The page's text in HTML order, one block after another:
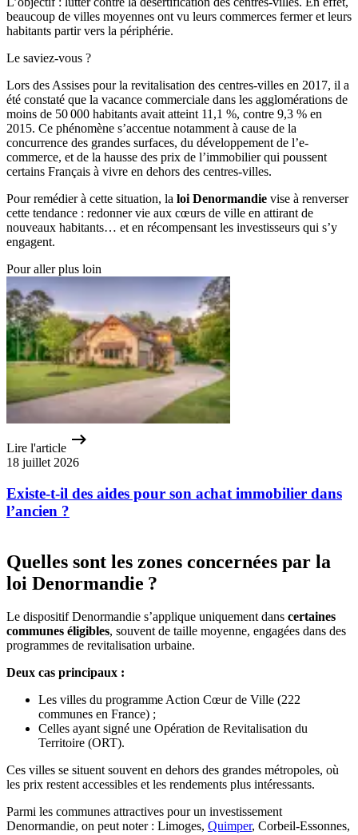
beaucoup de villes moyennes ont vu leurs commerces fermer et leurs
habitants partir vers la périphérie.
Le saviez-vous ?
Lors des Assises pour la revitalisation des centres-villes en 2017, il a
été constaté que la vacance commerciale dans les agglomérations de
moins de 50 000 habitants avait atteint 11,1 %, contre 9,3 % en
2015. Ce phénomène s’accentue notamment à cause de la
concurrence des grandes surfaces, du développement de l’e-
commerce, et de la hausse des prix de l’immobilier qui poussent
certains Français à vivre en dehors des centres-villes.
Pour remédier à cette situation, la loi Denormandie vise à renverser
cette tendance : redonner vie aux cœurs de ville en attirant de
nouveaux habitants… et en récompensant les investisseurs qui s’y
engagent.
Pour aller plus loin
Lire l'article
18 juillet 2026
Existe-t-il des aides pour son achat immobilier dans
l’ancien ?
Quelles sont les zones concernées par la
loi Denormandie ?
Le dispositif Denormandie s’applique uniquement dans certaines
communes éligibles, souvent de taille moyenne, engagées dans des
programmes de revitalisation urbaine.
Deux cas principaux :
Les villes du programme Action Cœur de Ville (222
communes en France) ;
Celles ayant signé une Opération de Revitalisation du
Territoire (ORT).
Ces villes se situent souvent en dehors des grandes métropoles, où
les prix restent accessibles et les rendements plus intéressants.
Parmi les communes attractives pour un investissement
Denormandie, on peut noter : Limoges, Quimper, Corbeil-Essonnes,